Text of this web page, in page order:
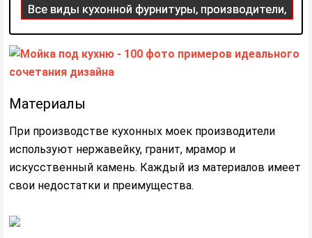
Все виды кухонной фурнитуры, производители,
Материалы
При производстве кухонных моек производители
используют нержавейку, гранит, мрамор и
искусственный камень. Каждый из материалов имеет
свои недостатки и преимущества.